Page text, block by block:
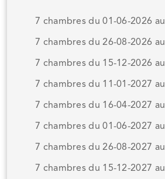
7 chambres du 01-06-2026
7 chambres du 26-08-2026
7 chambres du 15-12-2026
7 chambres du 11-01-2027
7 chambres du 16-04-2027
7 chambres du 01-06-2027
7 chambres du 26-08-2027
7 chambres du 15-12-2027